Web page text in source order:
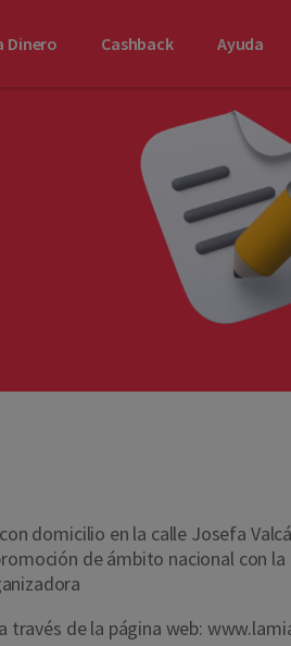
Dinero Cashback Ayuda
domicilio en la calle Josefa
de ámbito nacional con
través de la página web: